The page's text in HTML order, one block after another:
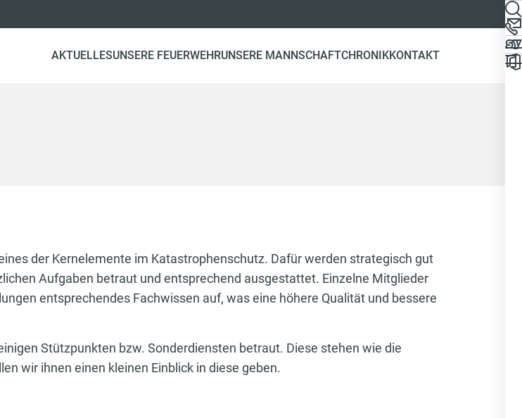
AKTUELLESUNSERE FEUERWEHRUNSERE MANNSCHAFTCHRONIKKONTAKT
der Kernelemente im Katastrophenschutz. Dafür werden strategisch gut
Aufgaben betraut und entsprechend ausgestattet. Einzelne Mitglieder
entsprechendes Fachwissen auf, was eine höhere Qualität und bessere
Stützpunkten bzw. Sonderdiensten betraut. Diese stehen wie die
wir ihnen einen kleinen Einblick in diese geben.